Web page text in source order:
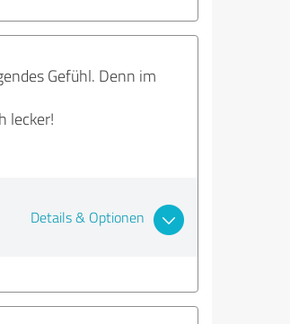
Gefühl. Denn im
lecker!
Details & Optionen